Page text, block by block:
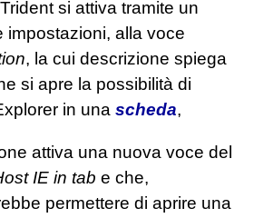
si attiva tramite un
impostazioni, alla voce
, la cui descrizione spiega
si apre la possibilità di
in una scheda,
attiva una nuova voce del
IE in tab e che,
permettere di aprire una